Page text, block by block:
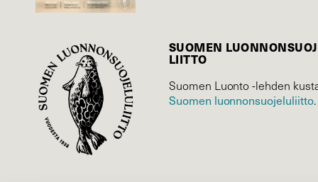
SUOMEN
LIITTO
Suomen Luonto -lehden
Suomen luonnonsuojelu­liitto.